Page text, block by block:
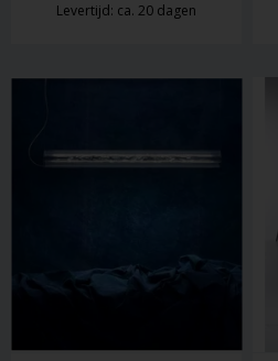
Levertijd: ca. 20 dagen